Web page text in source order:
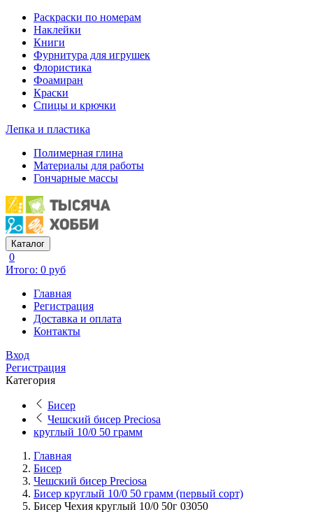
Раскраски по номерам
Наклейки
Книги
Фурнитура для игрушек
Флористика
Фоамиран
Краски
Спицы и крючки
Лепка и пластика
Полимерная глина
Материалы для работы
Гончарные массы
Каталог
0
Итого: 0 руб
Главная
Регистрация
Доставка и оплата
Контакты
Вход
Регистрация
Категория
Бисер
Чешский бисер Preciosa
круглый 10/0 50 грамм
Главная
Бисер
Чешский бисер Preciosa
Бисер круглый 10/0 50 грамм (первый сорт)
Бисер Чехия круглый 10/0 50г 03050